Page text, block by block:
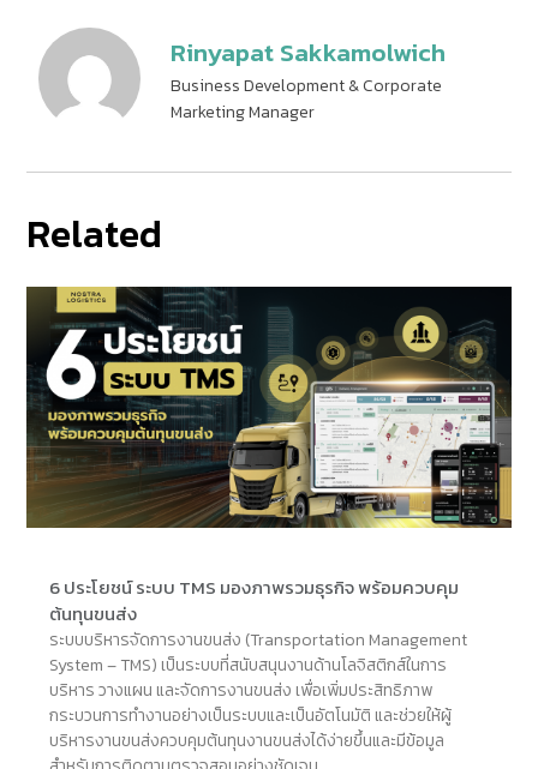
Rinyapat Sakkamolwich
Business Development & Corporate
Marketing Manager
Related
6 ประโยชน์ ระบบ TMS มองภาพรวมธุรกิจ พร้อมควบคุม
ต้นทุนขนส่ง
ระบบบริหารจัดการงานขนส่ง (Transportation Management
System – TMS) เป็นระบบที่สนับสนุนงานด้านโลจิสติกส์ในการ
บริหาร วางแผน และจัดการงานขนส่ง เพื่อเพิ่มประสิทธิภาพ
กระบวนการทำงานอย่างเป็นระบบและเป็นอัตโนมัติ และช่วยให้ผู้
บริหารงานขนส่งควบคุมต้นทุนงานขนส่งได้ง่ายขึ้นและมีข้อมูล